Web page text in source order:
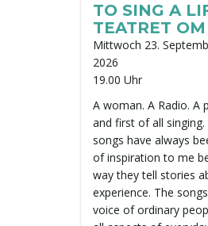
TO SING A
TEATRET OM
Mittwoch 23.
2026
19.00 Uhr
A woman. A Radio. A
and first of all
songs have always
of inspiration to me
way they tell stories
experience. The
voice of ordinary